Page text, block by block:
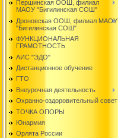
Першинская ООШ, филиал
МАОУ "Бигилинская СОШ"
Дроновская ООШ, филиал МАОУ
"Бигилинская СОШ"
ФУНКЦИОНАЛЬНАЯ
ГРАМОТНОСТЬ
АИС "ЭДО"
Дистанционное обучение
ГТО
Внеурочная деятельность
Охранно-оздоровительный совет
ТОЧКА ОПОРЫ
Юнармия
Орлята России